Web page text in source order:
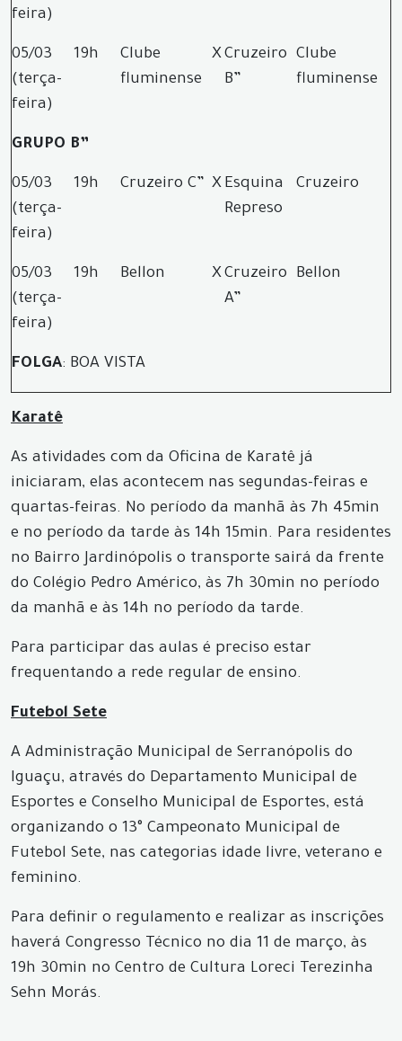
feira)
05/03
(terça-
feira)
19h
Clube
fluminense
XCruzeiro
B”
Clube
fluminense
GRUPO B”
05/03
(terça-
feira)
19h Cruzeiro C” X Esquina
Represo
Cruzeiro
05/03
(terça-
feira)
19h Bellon XCruzeiro
A”
Bellon
FOLGA: BOA VISTA
Karatê
As atividades com da Oficina de Karatê já
iniciaram, elas acontecem nas segundas-feiras e
quartas-feiras. No período da manhã às 7h 45min
e no período da tarde às 14h 15min. Para residentes
no Bairro Jardinópolis o transporte sairá da frente
do Colégio Pedro Américo, às 7h 30min no período
da manhã e às 14h no período da tarde.
Para participar das aulas é preciso estar
frequentando a rede regular de ensino.
Futebol Sete
A Administração Municipal de Serranópolis do
Iguaçu, através do Departamento Municipal de
Esportes e Conselho Municipal de Esportes, está
organizando o 13° Campeonato Municipal de
Futebol Sete, nas categorias idade livre, veterano e
feminino.
Para definir o regulamento e realizar as inscrições
haverá Congresso Técnico no dia 11 de março, às
19h 30min no Centro de Cultura Loreci Terezinha
Sehn Morás.